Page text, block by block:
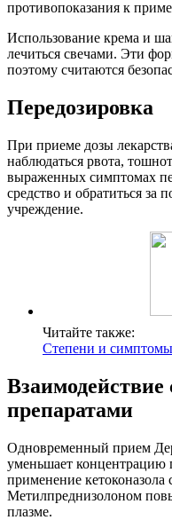
Использование крема и
лечиться свечами. Эти
поэтому считаются
Передозировка
При приеме дозы
наблюдаться рвота,
выраженных симптомах
средство и обратиться
учреждение.
Читайте также:
Степени и
Взаимодействие
препаратами
Одновременный прием
уменьшает концентрацию
применение
Метилпреднизолоном
плазме.